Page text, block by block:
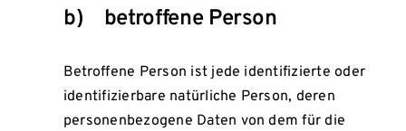
b) betroffene Person
Betroffene Person ist jede identifizierte oder
identifizierbare natürliche Person, deren
personenbezogene Daten von dem für die